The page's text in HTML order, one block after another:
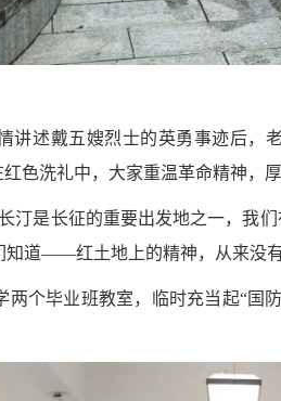
讲述戴五嫂烈士的英勇事迹后，
色洗礼中，大家重温革命精神，厚
汀是长征的重要出发地之一，我
道——红土地上的精神，从来没有
两个毕业班教室，临时充当起“国